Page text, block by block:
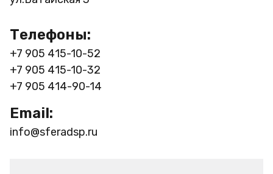
Телефоны:
+7 905 415-10-52
+7 905 415-10-32
+7 905 414-90-14
Email:
info@sferadsp.ru